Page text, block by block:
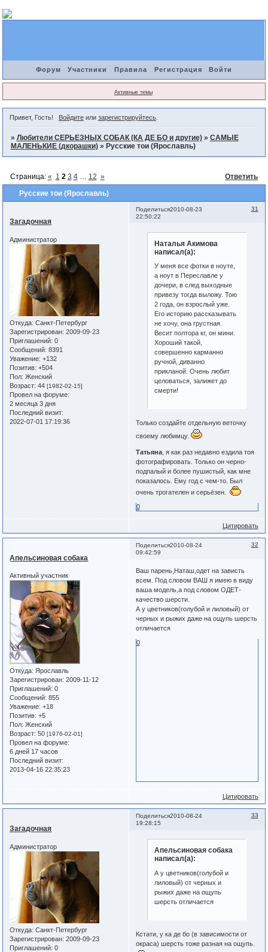
Форум Участники Правила Регистрация Войти
Активные темы
Привет, Гость! Войдитеили зарегистрируйтесь.
» Любители СЕРЬЕЗНЫХ СОБАК (КА ДЕ БО и другие) » САМЫЕ
МАЛЕНЬКИЕ (дкорашки) » Русские тои (Ярославль)
Русские тои (Ярославль)
Страница: « 1 2 3 4 12 » Ответить
Поделиться 31
2010-08-23
22:50:22
Загадочная
Администратор
Откуда: Санкт-Петербург
Зарегистрирован: 2009-09-23
Приглашений: 0
Сообщений: 8391
Уважение: +132
Позитив: +504
Пол: Женский
Возраст: 44[1982-02-15]
Провел на форуме:
2 месяца 3 дня
Последний визит:
2022-07-01 17:19:36
Наталья Акимова
написал(а):
У меня все фотки в ноуте,
а ноут в Переславле у
дочери, в след выходные
привезу тогда выложу. Тою
2 года, он взрослый уже.
Его историю рассказывать
не хочу, она грустная.
Весит полтора кг, он мини.
Хороший такой,
совершенно карманно
ручной, диванно
прикланой. Очень любит
целоваться, залижет до
смерти!
Только создайте отдельную веточку
своему любимцу.
Татьяна, я как раз недавно ездила тоя
фотографировать. Только он черно-
подпалый и более пушистый, как мне
показалось. Ему год с чем-то. Был
очень трогателен и серьёзен.
0
Цитировать
Поделиться 32
2010-08-24
09:42:59
Апельсиновая собака
Активный участник
Откуда: Ярославль
Зарегистрирован: 2009-11-12
Приглашений: 0
Сообщений: 855
Уважение: +18
Позитив: +5
Пол: Женский
Возраст: 50[1976-02-01]
Провел на форуме:
6 дней 17 часов
Последний визит:
2013-04-16 22:35:23
Ваш парень,Наташ,одет на зависть
всем. Под словом ВАШ я имею в виду
ваша модель,а под словом ОДЕТ-
качество шерсти.
А у цветников(голубой и лиловый) от
черных и рыжих даже на ощупь шерсть
отличается
0
Цитировать
Поделиться 33
2010-08-24
19:28:15
Загадочная
Администратор
Откуда: Санкт-Петербург
Зарегистрирован: 2009-09-23
Приглашений: 0
Апельсиновая собака
написал(а):
А у цветников(голубой и
лиловый) от черных и
рыжих даже на ощупь
шерсть отличается
Кстати, у ка де бо (в зависимости от
окраса) шерсть тоже разная на ощупь.